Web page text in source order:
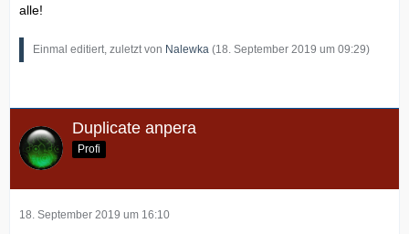
alle!
Einmal editiert, zuletzt von Nalewka (18. September 2019 um 09:29)
Duplicate anpera
Profi
18. September 2019 um 16:10